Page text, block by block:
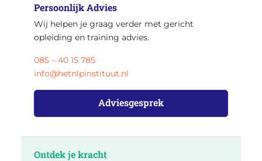
Persoonlijk Advies
Wij helpen je graag verder met gericht
opleiding en training advies.
085 – 40 15 785
info@hetnlpinstituut.nl
Adviesgesprek
Ontdek je kracht